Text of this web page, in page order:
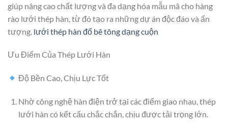
giúp nâng cao chất lượng và đa dạng hóa mẫu mã cho hàng
rào lưới thép hàn, từ đó tạo ra những dự án độc đáo và ấn
tượng. lưới thép hàn đổ bê tông dạng cuộn
Ưu Điểm Của Thép Lưới Hàn
Độ Bền Cao, Chịu Lực Tốt
Nhờ công nghệ hàn điện trở tại các điểm giao nhau, thép
lưới hàn có kết cấu chắc chắn, chịu được tải trọng lớn.